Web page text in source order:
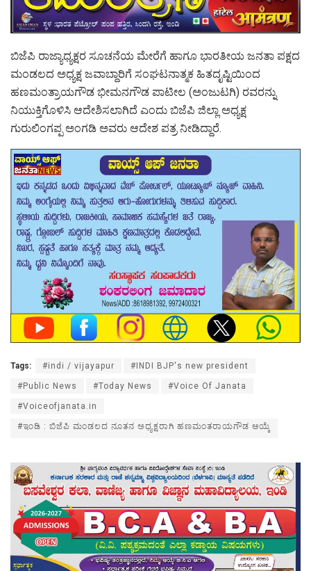
ಬಿಜೆಪಿ ರಾಜ್ಯಾಧ್ಯಕ್ಷರ ಸೂಚನೆಯ ಮೇರೆಗೆ ಹಾಗೂ ಭಾರತೀಯ ಜನತಾ ಪಕ್ಷದ
ಮಂಡಲದ ಅಧ್ಯಕ್ಷ ಜವಾಬ್ದಾರಿಗೆ ಸಂಘಟನಾತ್ಮಕ ಹಿತದೃಷ್ಟಿಯಿಂದ
ಹಣಮಂತ್ರಾಯಗೌಡ ಭೀಮನಗೌಡ ಪಾಟೀಲ (ಅಂಜುಟಗಿ) ರವರನ್ನು
ನಿಯುಕ್ತಿಗೊಳಿಸಿ ಆದೇಶಿಸಲಾಗಿದೆ ಎಂದು ಬಿಜೆಪಿ ಜಿಲ್ಲಾ ಅಧ್ಯಕ್ಷ
ಗುರುಲಿಂಗಪ್ಪ ಅಂಗಡಿ ಅವರು ಆದೇಶ ಪತ್ರ ನೀಡಿದ್ದಾರೆ.
Tags: #indi / vijayapur #INDI BJP's new president
#Public News #Today News #Voice Of Janata
#Voiceofjanata.in
#ಇಂಡಿ : ಬಿಜೆಪಿ ಮಂಡಲದ ನೂತನ ಅಧ್ಯಕ್ಷರಾಗಿ ಹಣಮಂತರಾಯಗೌಡ ಆಯ್ಕೆ